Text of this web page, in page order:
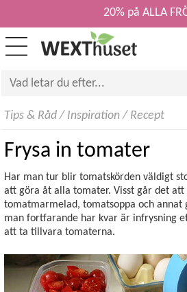
20% på ALLA
Tips & Råd/ Inspiration/ Recept
Frysa in tomater
Har man tur blir tomatskörden väldigt
att göra åt alla tomater. Visst går det att
tomatmarmelad, tomatsoppa och
man fortfarande har kvar är infrysning
att ta tillvara tomaterna.